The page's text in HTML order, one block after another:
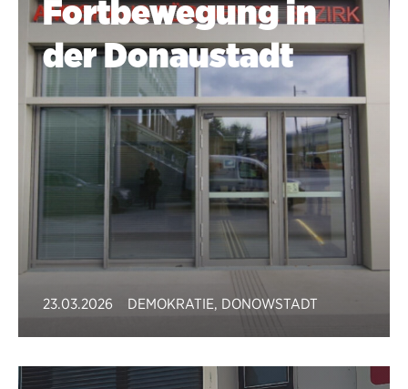
Fortbewegung in
der Donaustadt
23.03.2026 DEMOKRATIE, DONOWSTADT